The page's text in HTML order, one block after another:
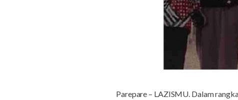
Parepare – LAZISMU. Dalam